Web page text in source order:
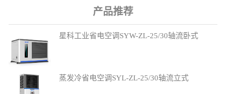
产品推荐
星科工业省电空调SYW-ZL-25/30轴流卧式
蒸发冷省电空调SYL-ZL-25/30轴流立式